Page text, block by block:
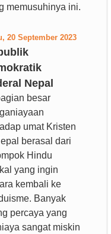
memusuhinya ini.
20 September 2023
Nepal
besar
umat Kristen
berasal dari
Hindu
yang ingin
kembali ke
Banyak
percaya yang
sangat miskin